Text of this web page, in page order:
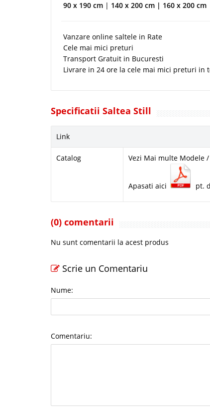
90 x 190 cm | 140 x 200 cm | 160 x 200 cm
Vanzare online saltele in Rate
Cele mai mici preturi
Transport Gratuit in Bucuresti
Livrare in 24 ore la cele mai mici preturi in
Specificatii Saltea Still
Link
Catalog Vezi Mai multe Modele
Apasati aici pt.
(0) comentarii
Nu sunt comentarii la acest produs
Scrie un Comentariu
Nume:
Comentariu: